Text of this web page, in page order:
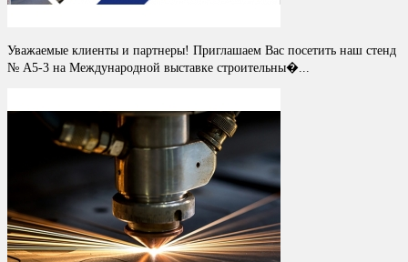
Уважаемые клиенты и партнеры! Приглашаем Вас посетить наш стенд
№ A5-3 на Международной выставке строительны�...